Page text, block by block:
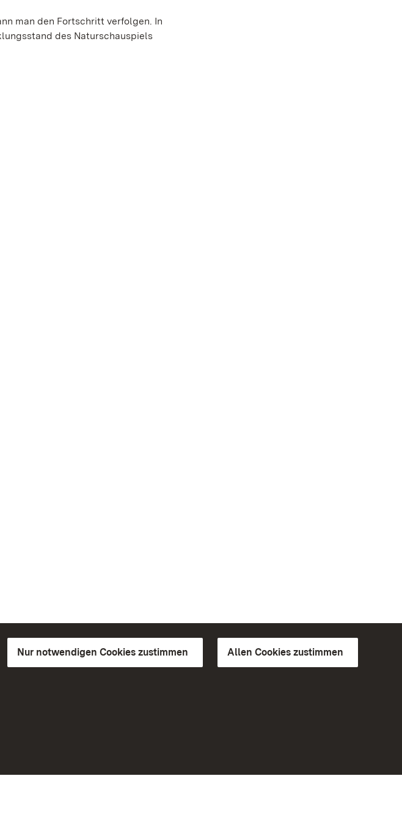
Nur notwendigen Cookies zustimmen Allen Cookies zustimmen
man den Fortschritt verfolgen. In
des Naturschauspiels